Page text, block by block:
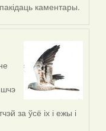
каментары.
за ўсё іх і ежы і